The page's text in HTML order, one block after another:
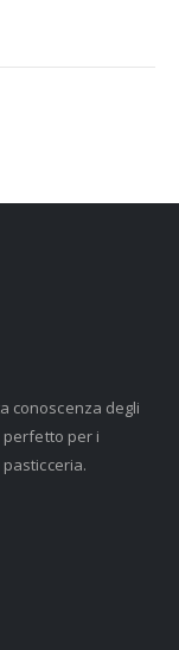
conoscenza degli
perfetto per i